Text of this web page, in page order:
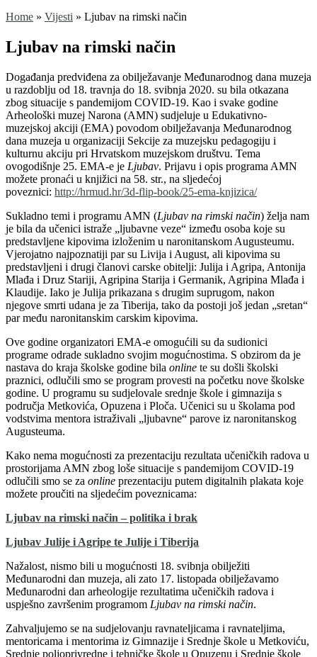
Home » Vijesti » Ljubav na rimski način
Ljubav na rimski način
Događanja predviđena za obilježavanje Međunarodnog dana muzeja
u razdoblju od 18. travnja do 18. svibnja 2020. su bila otkazana
zbog situacije s pandemijom COVID-19. Kao i svake godine
Arheološki muzej Narona (AMN) sudjeluje u Edukativno-
muzejskoj akciji (EMA) povodom obilježavanja Međunarodnog
dana muzeja u organizaciji Sekcije za muzejsku pedagogiju i
kulturnu akciju pri Hrvatskom muzejskom društvu. Tema
ovogodišnje 25. EMA-e je Ljubav. Prijavu i opis programa AMN
možete pronaći u knjižici na 58. str., na sljedećoj
poveznici: http://hrmud.hr/3d-flip-book/25-ema-knjizica/
Sukladno temi i programu AMN (Ljubav na rimski način) želja nam
je bila da učenici istraže „ljubavne veze“ između osoba koje su
predstavljene kipovima izloženim u naronitanskom Augusteumu.
Vjerojatno najpoznatiji par su Livija i August, ali kipovima su
predstavljeni i drugi članovi carske obitelji: Julija i Agripa, Antonija
Mlađa i Druz Stariji, Agripina Starija i Germanik, Agripina Mlađa i
Klaudije. Iako je Julija prikazana s drugim suprugom, nakon
njegove smrti udana je za Tiberija, tako da postoji još jedan „sretan“
par među naronitanskim carskim kipovima.
Ove godine organizatori EMA-e omogućili su da sudionici
programe odrade sukladno svojim mogućnostima. S obzirom da je
nastava do kraja školske godine bila online te su došli školski
praznici, odlučili smo se program provesti na početku nove školske
godine. U programu su sudjelovale srednje škole i gimnazija s
područja Metkovića, Opuzena i Ploča. Učenici su u školama pod
vodstvima mentora istraživali „ljubavne“ parove iz naronitanskog
Augusteuma.
Kako nema mogućnosti za prezentaciju rezultata učeničkih radova u
prostorijama AMN zbog loše situacije s pandemijom COVID-19
odlučili smo se za online prezentaciju putem digitalnih plakata koje
možete proučiti na sljedećim poveznicama:
Ljubav na rimski način – politika i brak
Ljubav Julije i Agripe te Julije i Tiberija
Nažalost, nismo bili u mogućnosti 18. svibnja obilježiti
Međunarodni dan muzeja, ali zato 17. listopada obilježavamo
Međunarodni dan arheologije rezultatima učeničkih radova i
uspješno završenim programom Ljubav na rimski način.
Zahvaljujemo se na sudjelovanju ravnateljicama i ravnateljima,
mentoricama i mentorima iz Gimnazije i Srednje škole u Metkoviću,
Srednje poljoprivredne i tehničke škole u Opuzenu i Srednje škole